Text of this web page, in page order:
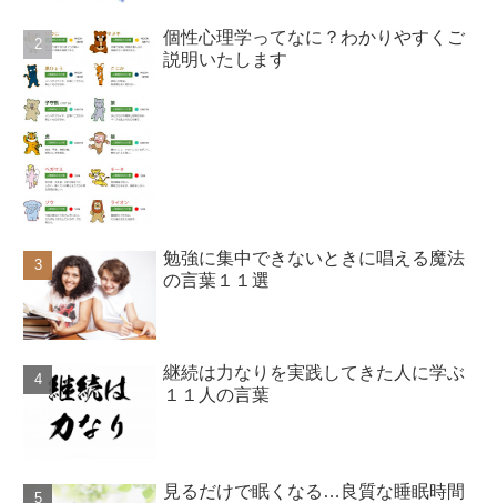
個性心理学ってなに？わかりやすくご
説明いたします
勉強に集中できないときに唱える魔法
の言葉１１選
継続は力なりを実践してきた人に学ぶ
１１人の言葉
見るだけで眠くなる…良質な睡眠時間